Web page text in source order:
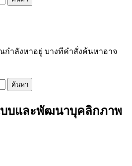
กำลังหาอยู่ บางทีคำสั่งค้นหาอาจ
บและพัฒนาบุคลิกภาพ